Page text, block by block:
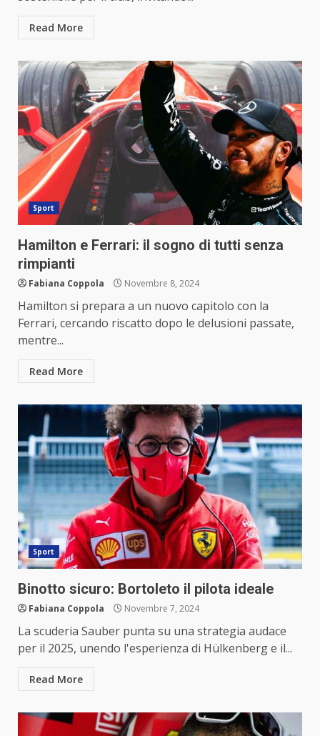
Read More
Sport
Hamilton e Ferrari: il sogno di tutti senza
rimpianti
Fabiana Coppola Novembre 8, 2024
Hamilton si prepara a un nuovo capitolo con la
Ferrari, cercando riscatto dopo le delusioni passate,
mentre...
Read More
Sport
Binotto sicuro: Bortoleto il pilota ideale
Fabiana Coppola Novembre 7, 2024
La scuderia Sauber punta su una strategia audace
per il 2025, unendo l'esperienza di Hülkenberg e il...
Read More